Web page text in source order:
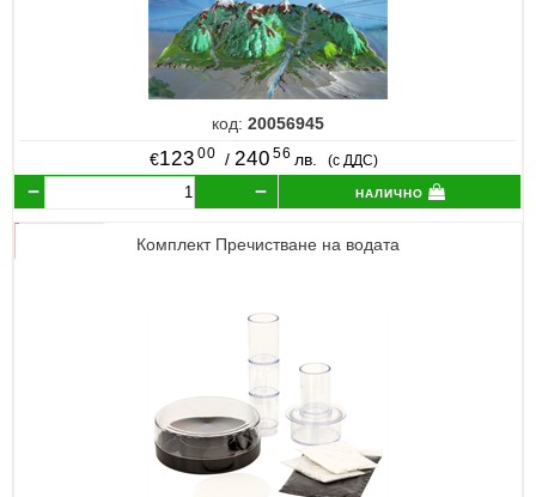
код: 20056945
€123 00 / 240 56 лв. (с ДДС)
налично
Комплект Пречистване на водата